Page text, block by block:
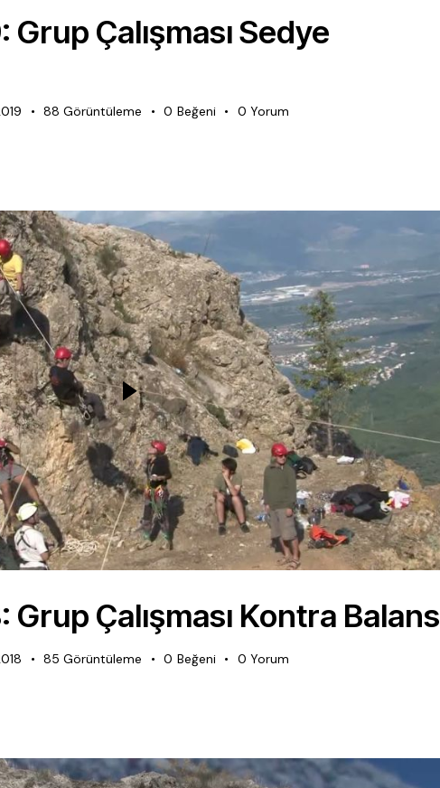
Grup Çalışması Sedye
88 Görüntüleme 0 Beğeni 0 Yorum
Grup Çalışması Kontra Balans
85 Görüntüleme 0 Beğeni 0 Yorum